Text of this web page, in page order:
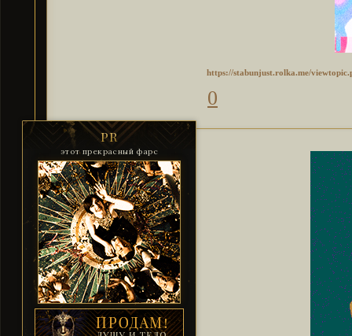
https://stabunjust.rolka.me/
0
PR
этот прекрасный фарс